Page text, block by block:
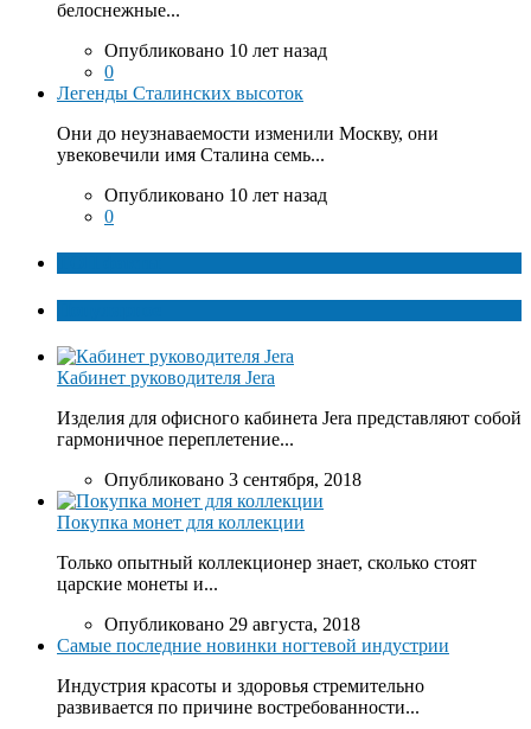
белоснежные...
Опубликовано 10 лет назад
0
Легенды Сталинских высоток
Они до неузнаваемости изменили Москву, они
увековечили имя Сталина семь...
Опубликовано 10 лет назад
0
Кабинет руководителя Jera
Изделия для офисного кабинета Jera представляют собой
гармоничное переплетение...
Опубликовано 3 сентября, 2018
Покупка монет для коллекции
Только опытный коллекционер знает, сколько стоят
царские монеты и...
Опубликовано 29 августа, 2018
Самые последние новинки ногтевой индустрии
Индустрия красоты и здоровья стремительно
развивается по причине востребованности...